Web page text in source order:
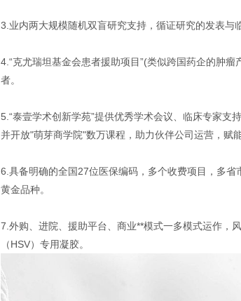
3.业内两大规模随机双盲研究支持，循证研究的发表与
4.“克尤瑞坦基金会患者援助项目”(类似跨国药企的肿
者。
5.“泰壹学术创新学苑”提供优秀学术会议、临床专家支
并开放"萌芽商学院"数万课程，助力伙伴公司运营，赋能
6.具备明确的全国27位医保编码，多个收费项目，多
黄金品种。
7.外购、进院、援助平台、商业**模式一多模式运作，
（HSV）专用凝胶。